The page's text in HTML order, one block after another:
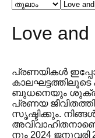
Love and
പ്രണയികൾ
ബുധനെയും
പ്രണയ
സൃഷ്ടിക്കും.
നും 2024